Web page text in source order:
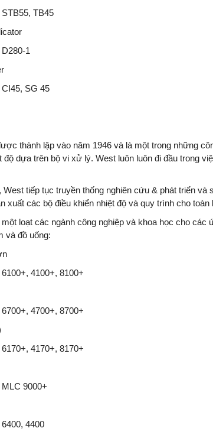
TB45
1
SG 45
thành lập vào năm 1946 và là một trong những
dựa trên bộ vi xử lý. West luôn luôn đi đầu trong
tiếp tục truyền thống nghiên cứu & phát triển và
xuất các bộ điều khiển nhiệt độ và quy trình cho toàn
loạt các ngành công nghiệp và khoa học cho các
và đồ uống:
4100+, 8100+
4700+, 8700+
4170+, 8170+
9000+
4400